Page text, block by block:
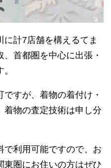
計7店舗を構えるてま
首都圏を中心に出張・
すが、着物の着付け・
着物の査定技術は申し分
で利用可能ですので、お
東圏にお住いの方はぜひ